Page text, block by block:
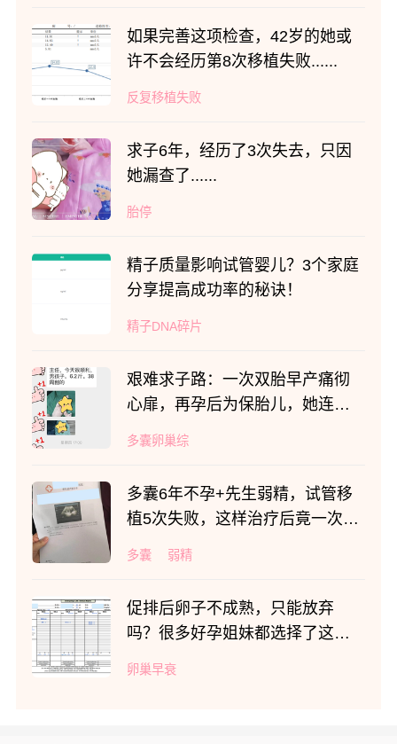
如果完善这项检查，42岁的她或
许不会经历第8次移植失败......
反复移植失败
求子6年，经历了3次失去，只因
她漏查了......
胎停
精子质量影响试管婴儿？3个家庭
分享提高成功率的秘诀！
精子DNA碎片
艰难求子路：一次双胎早产痛彻
心扉，再孕后为保胎儿，她连续
多囊卵巢综
多囊6年不孕+先生弱精，试管移
植5次失败，这样治疗后竟一次获
多囊 弱精
促排后卵子不成熟，只能放弃
吗？很多好孕姐妹都选择了这项
卵巢早衰